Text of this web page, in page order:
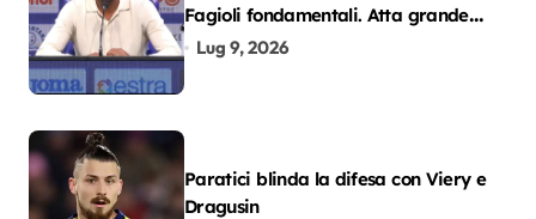
Fagioli fondamentali. Atta grande
colpo”
Lug 9, 2026
Paratici blinda la difesa con Viery e
Dragusin